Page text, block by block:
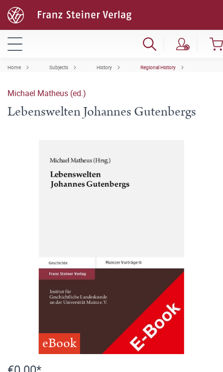
Home Subjects History Regional History
Michael Matheus (ed.)
Lebenswelten Johannes Gutenbergs
eBook